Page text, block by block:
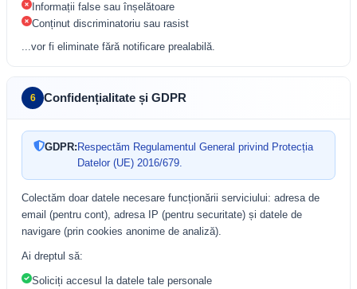
Informații false sau înșelătoare
Conținut discriminatoriu sau rasist
...vor fi eliminate fără notificare prealabilă.
6 Confidențialitate și GDPR
GDPR: Respectăm Regulamentul General privind Protecția
Datelor (UE) 2016/679.
Colectăm doar datele necesare funcționării serviciului: adresa de
email (pentru cont), adresa IP (pentru securitate) și datele de
navigare (prin cookies anonime de analiză).
Ai dreptul să:
Soliciți accesul la datele tale personale